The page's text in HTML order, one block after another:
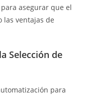
asegurar que el
las ventajas de
Selección de
para